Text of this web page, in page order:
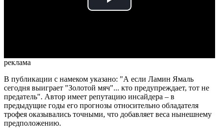
Play
реклама
В публикации с намеком указано: "А если Ламин Ямаль
сегодня выиграет "Золотой мяч"... кто предупреждает, тот не
предатель". Автор имеет репутацию инсайдера – в
предыдущие годы его прогнозы относительно обладателя
трофея оказывались точными, что добавляет веса нынешнему
предположению.